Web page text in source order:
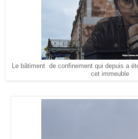
Le bâtiment de confinement qui depuis a
cet immeuble